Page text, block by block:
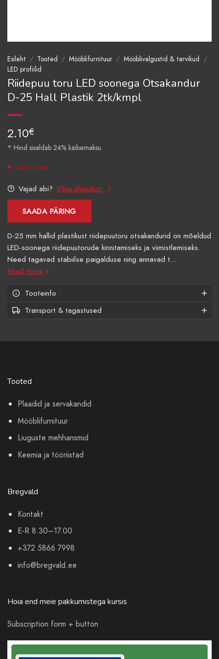
Esileht / Tooted / Mööblifurnituur / Mööblivalgustid & tarvikud /
LED profiilid
Riidepuu toru LED soonega Otsakandur
D-25 Hall Plastik 2tk/kmpl
2.10€
* Hind sisaldab 24% käibemaksu
Laost otsas
Vajad abi? Võta ühendust
SAADA PÄRING
D-25 mm hallid plastikust riidepuutoru otsakandurid on mõeldud
LED-soonega riidepuutorude kinnitamiseks ja viimistlemiseks.
Need tagavad stabiilse paigalduse ning annavad t...
Read more
Tooteinfo
Transport & tagastused
Tooted
Plaadid ja servakandid
Mööblifurnituur
Liuguste mehhansmid
Keemia ja tööriistad
Bregvald
Kontakt
E-R 8.30–17.00
+372 5866 7998
info@bregvald.ee
Hoia end meie pakkumistega kursis
Subscription form + button